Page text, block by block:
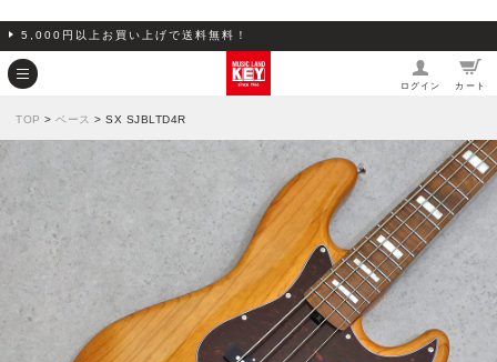
5,000円以上お買い上げで送料無料！
ログイン カート
TOP > ベース > SX SJBLTD4R